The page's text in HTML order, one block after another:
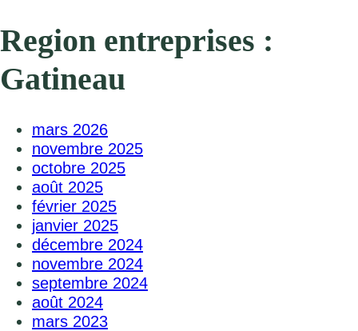
Region entreprises :
Gatineau
mars 2026
novembre 2025
octobre 2025
août 2025
février 2025
janvier 2025
décembre 2024
novembre 2024
septembre 2024
août 2024
mars 2023